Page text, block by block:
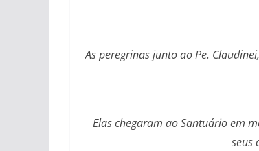
As peregrinas junto ao Pe.
Elas chegaram ao Santuário em
seus